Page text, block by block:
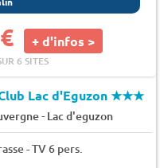
+ d'infos >
6 SITES
Lac d'Eguzon★★★
- Lac d'eguzon
- TV 6 pers.